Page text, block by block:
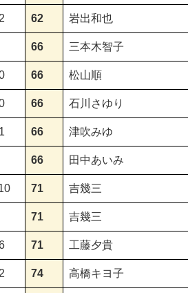
62 岩出和也
66 三本木智子
66 松山順
66 石川さゆり
66 津吹みゆ
66 田中あいみ
71 吉幾三
71 吉幾三
71 工藤夕貴
74 高橋キヨ子